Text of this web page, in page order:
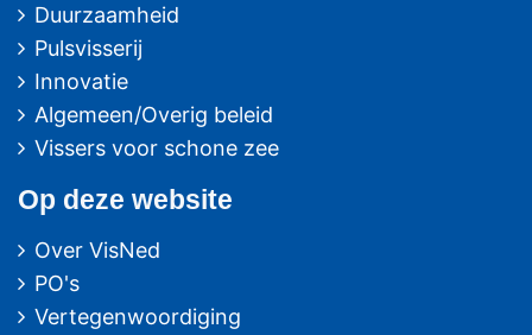
Duurzaamheid
Pulsvisserij
Innovatie
Algemeen/Overig beleid
Vissers voor schone zee
Op deze website
Over VisNed
PO's
Vertegenwoordiging